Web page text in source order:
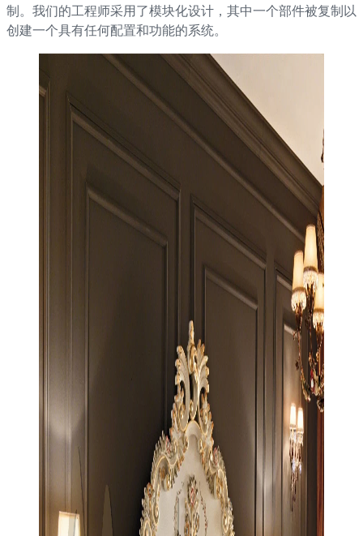
制。我们的工程师采用了模块化设计，其中一个部件被复制以
创建一个具有任何配置和功能的系统。